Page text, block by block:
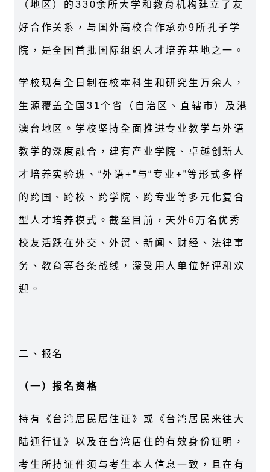
（地区）的330余所大学和教育机构建立了友
好合作关系，与国外高校合作承办9所孔子学
院，是全国首批国际组织人才培养基地之一。
学校现有全日制在校本科生和研究生万余人，
生源覆盖全国31个省（自治区、直辖市）及港
澳台地区。学校坚持全面推进专业教学与外语
教学的深度融合，建有产业学院、卓越创新人
才培养实验班、“外语+”与“专业+”等形式多样
的跨国、跨校、跨学院、跨专业等多元化复合
型人才培养模式。截至目前，天外6万名优秀
校友活跃在外交、外贸、新闻、财经、法律事
务、教育等各条战线，深受用人单位好评和欢
迎。
二、报名
（ 一）报名资格
持有《台湾居民居住证》或《台湾居民来往大
陆通行证》以及在台湾居住的有效身份证明，
考生所持证件须与考生本人信息一致，且在有